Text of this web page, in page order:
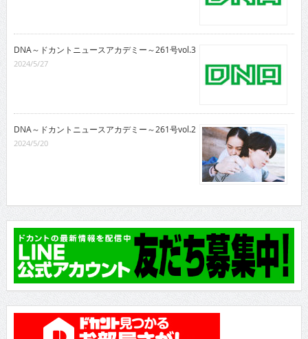
DNA～ドカントニュースアカデミー～261号vol.3
2024/5/27
DNA～ドカントニュースアカデミー～261号vol.2
2024/5/20